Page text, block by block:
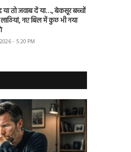
या तो जवाब दें या…., बेकसूर बच्चों
नए बिल में कुछ भी नया
- 5:20 PM